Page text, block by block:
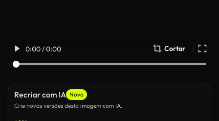
0:00 / 0:00 Cortar
Recriar com IA Novo
Crie novas versões desta imagem com IA.